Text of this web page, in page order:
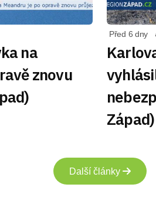
na
znovu
Před 6 dny
Západ)
Další články